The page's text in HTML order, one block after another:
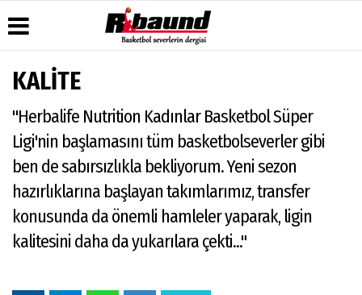
Haber
Arşivi
Gazete
Arşivi
Durumu
Gazete
Manşetleri
Anketler
Biyografiler
Yazarları
Video
Galeri
Foto
Galeri
İletişim
Çerez
Gizlilik
İlkeleri
KALİTE
"Herbalife Nutrition Kadınlar Basketbol Süper
Ligi'nin başlamasını tüm basketbolseverler gibi
ben de sabırsızlıkla bekliyorum. Yeni sezon
hazırlıklarına başlayan takımlarımız, transfer
konusunda da önemli hamleler yaparak, ligin
kalitesini daha da yukarılara çekti..."